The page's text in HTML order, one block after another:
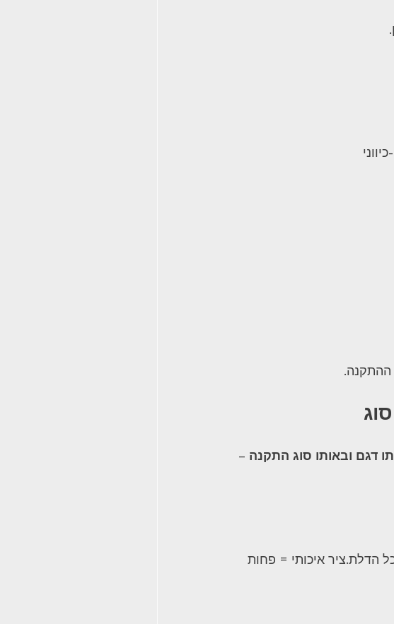
ההתקנה.
דגם ובאותו סוג התקנה –
הדלת.ציר איכותי = פחות